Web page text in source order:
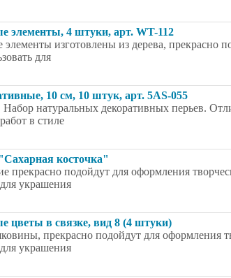
элементы, 4 штуки, арт. WT-112
элементы изготовлены из дерева, прекрасно
для
10 см, 10 штук, арт. 5AS-055
Набор натуральных декоративных перьев.
в стиле
косточка"
прекрасно подойдут для оформления
украшения
цветы в связке, вид 8 (4 штуки)
прекрасно подойдут для оформления
украшения